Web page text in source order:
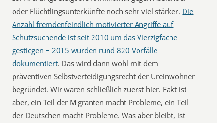
oder Flüchtlingsunterkünfte noch sehr viel stärker. Die
Anzahl fremdenfeindlich motivierter Angriffe auf
Schutzsuchende ist seit 2010 um das Vierzigfache
gestiegen − 2015 wurden rund 820 Vorfälle
dokumentiert. Das wird dann wohl mit dem
präventiven Selbstverteidigungsrecht der Ureinwohner
begründet. Wir waren schließlich zuerst hier. Fakt ist
aber, ein Teil der Migranten macht Probleme, ein Teil
der Deutschen macht Probleme. Was aber bleibt, ist